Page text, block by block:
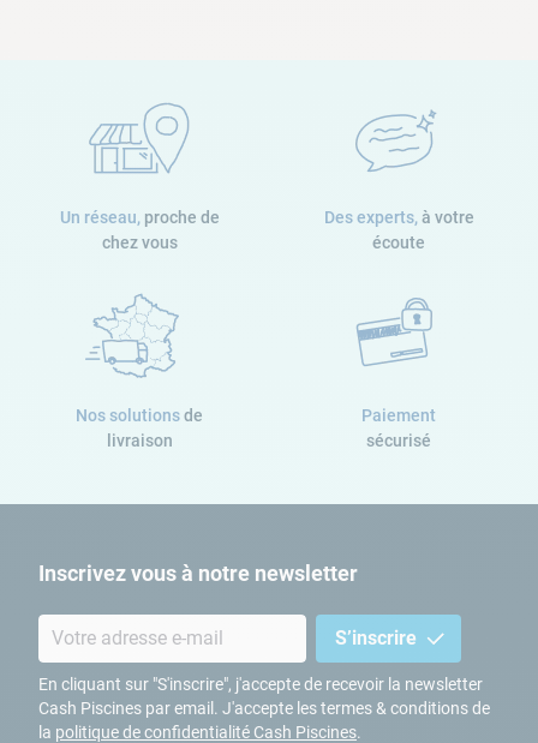
Un réseau, proche de
chez vous
Des experts, à votre
écoute
Nos solutionsde
livraison
Paiement
sécurisé
Inscrivez vous à notre newsletter
S’inscrire
En cliquant sur "S'inscrire", j'accepte de recevoir la newsletter
Cash Piscines par email. J'accepte les termes & conditions de
la politique de confidentialité Cash Piscines.